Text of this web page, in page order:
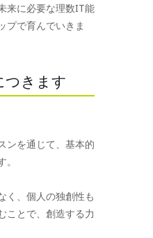
来に必要な理数IT能
プで育んでいきま
つきます
ンを通じて、基本的
く、個人の独創性も
ことで、創造する力